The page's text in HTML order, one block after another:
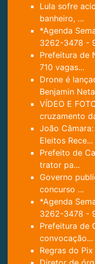
Lula sofre
banheiro, ...
*Agenda
3262-3478 -
Prefeitura de
710 vagas...
Drone é
Benjamin
VÍDEO E
cruzamento
João
Eleitos Rece...
Prefeito de
trator pa...
Governo
concurso ...
*Agenda
3262-3478 -
Prefeitura de
convocação...
Regras do